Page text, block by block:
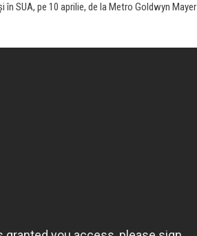
SUA, pe 10 aprilie, de la Metro Goldwyn Mayer